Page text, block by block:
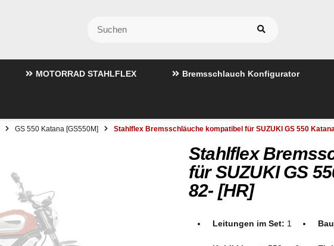
MOTORRAD STAHLFLEX Bremsschlauch Konfigurator
GS 550 Katana [GS550M] Stahlflex Bremsschläuche kompatibel für SUZUKI GS 550
Stahlflex
für SUZUKI GS
82- [HR]
Leitungen im Set: 1